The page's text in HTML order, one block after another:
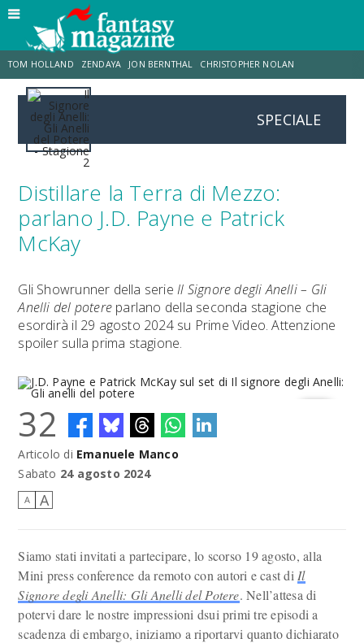
TOM HOLLAND ZENDAYA JON BERNTHAL CHRISTOPHER NOLAN
STRANIMONDI LUCCA COMICS & GAMES CHRIS MCKENNA
DESTIN DANIEL CRETTON
SPECIALE
Distillare la Terra di Mezzo:
parlano J.D. Payne e Patrick
McKay
Gli Showrunner della serieIl Signore degli Anelli – Gli
Anelli del potereparlano della seconda stagione che
esordirà il 29 agosto 2024 su Prime Video. Attenzione
spoiler sulla prima stagione.
J.D. Payne e Patrick McKay sul set di Il signore degli Anelli: Gli anelli
del potere
32
Articolo di Emanuele Manco
Sabato 24 agosto 2024
A A
Siamo stati invitati a partecipare, lo scorso 19 agosto, alla
Mini press conference da remoto con autori e cast di Il
Signore degli Anelli: Gli Anelli del Potere. Nell’attesa di
potervi dare le nostre impressioni dsui primi tre episodi a
scadenza di embargo, iniziamo a riportarvi quanto dichiarato